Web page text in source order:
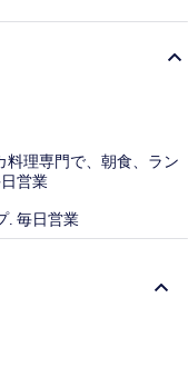
料理専門で、朝食、ラン
営業
. 毎日営業